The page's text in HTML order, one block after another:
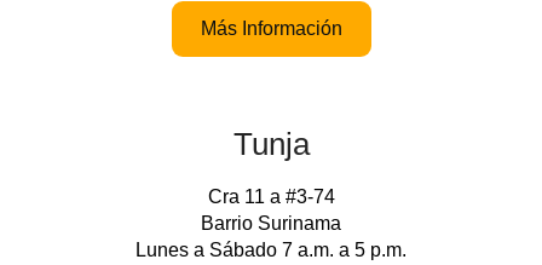
Más Información
Tunja
Cra 11 a #3-74
Barrio Surinama
Lunes a Sábado 7 a.m. a 5 p.m.